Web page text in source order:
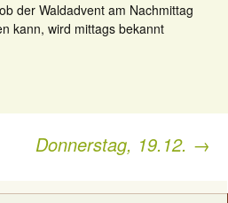
der Waldadvent am Nachmittag
kann, wird mittags bekannt
Donnerstag, 19.12. →